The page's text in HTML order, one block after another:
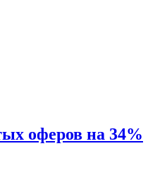
оферов на 34%